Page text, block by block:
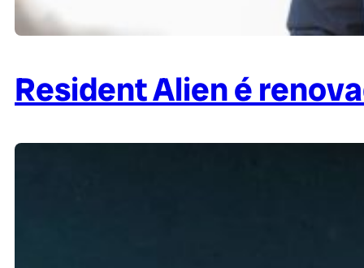
Resident Alien é